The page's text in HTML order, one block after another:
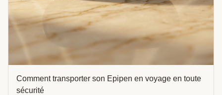
Comment transporter son Epipen en voyage en toute
sécurité